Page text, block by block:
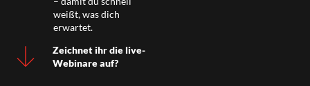
weißt, was dich
erwartet.
Zeichnet ihr die live-
Webinare auf?